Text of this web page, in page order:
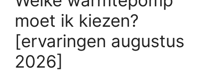
moet ik kiezen?
[ervaringen augustus
2026]